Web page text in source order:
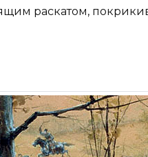
раскатом,